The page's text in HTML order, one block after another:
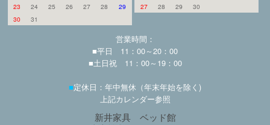
23
24 25 26 27 28
29
30
31
27
28 29 30
営業時間：
■平日 11：00～20：00
■土日祝 11：00～19：00
■定休日：年中無休（年末年始を除く)
上記カレンダー参照
新井家具 ベッド館